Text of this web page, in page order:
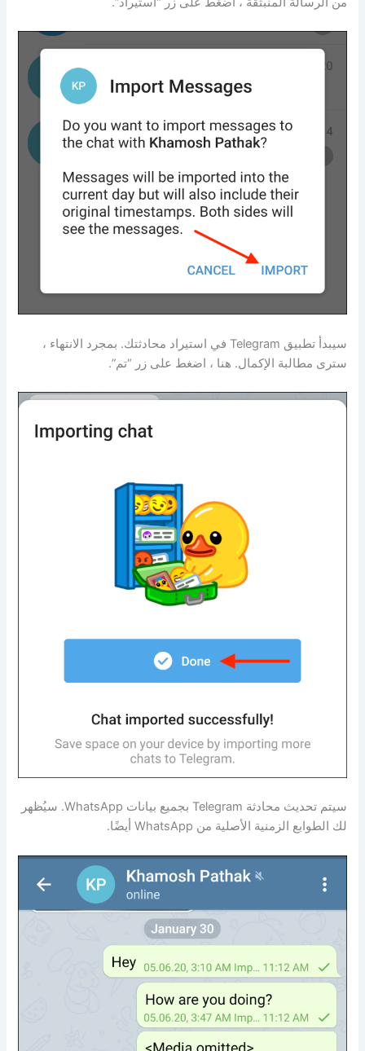
سيبدأ تطبيق Telegram في استيراد محادثتك. بمجرد الانتهاء ،
سترى مطالبة الإكمال. هنا ، اضغط على زر “تم”.
سيتم تحديث محادثة Telegram بجميع بيانات WhatsApp. سيُظهر
لك الطوابع الزمنية الأصلية من WhatsApp أيضًا.